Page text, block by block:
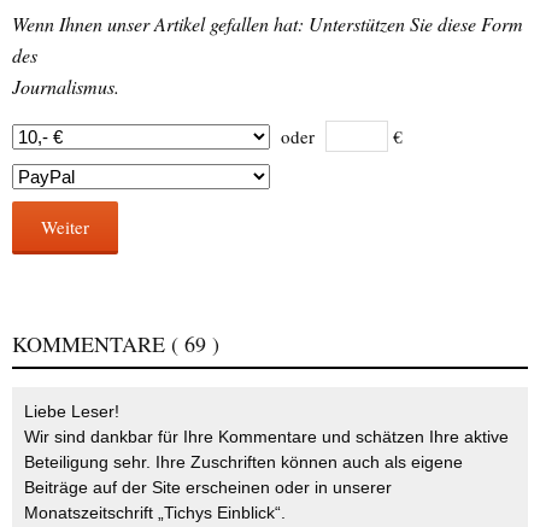
Wenn Ihnen unser Artikel gefallen hat: Unterstützen Sie diese Form
des
Journalismus.
oder €
Weiter
KOMMENTARE ( 69 )
Liebe Leser!
Wir sind dankbar für Ihre Kommentare und schätzen Ihre aktive
Beteiligung sehr. Ihre Zuschriften können auch als eigene
Beiträge auf der Site erscheinen oder in unserer
Monatszeitschrift „Tichys Einblick“.